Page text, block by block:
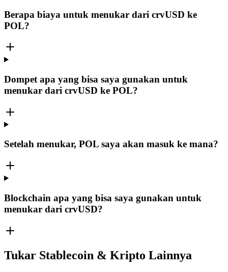
Berapa biaya untuk menukar dari crvUSD ke
POL?
Dompet apa yang bisa saya gunakan untuk
menukar dari crvUSD ke POL?
Setelah menukar, POL saya akan masuk ke mana?
Blockchain apa yang bisa saya gunakan untuk
menukar dari crvUSD?
Tukar Stablecoin & Kripto Lainnya